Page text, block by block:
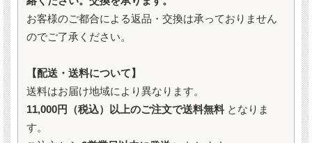
お客様のご都合による返品・交換は承っておりません
のでご了承ください。
【配送・送料について】
送料はお届け地域により異なります。
11,000円（税込）以上のご注文で送料無料 となりま
す。